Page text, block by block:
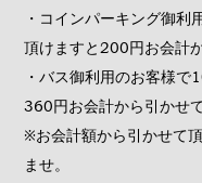
・コインパーキング御
頂けますと200円お会計
・バス御利用のお客様
360円お会計から引かせ
※お会計額から引かせて
ませ。